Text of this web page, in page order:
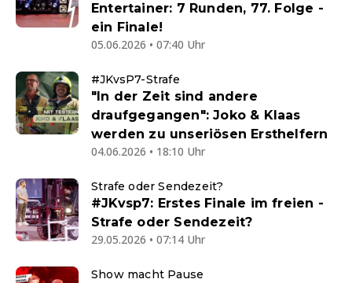
Entertainer: 7 Runden, 77. Folge -
ein Finale!
05.06.2026 • 07:40 Uhr
#JKvsP7-Strafe
"In der Zeit sind andere
draufgegangen": Joko & Klaas
werden zu unseriösen Ersthelfern
04.06.2026 • 18:10 Uhr
Strafe oder Sendezeit?
#JKvsp7: Erstes Finale im freien -
Strafe oder Sendezeit?
29.05.2026 • 07:14 Uhr
Show macht Pause